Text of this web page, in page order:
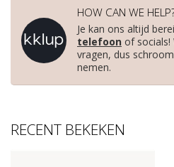
HOW CAN WE
Je kan ons altijd
telefoon of socials!
vragen, dus
nemen.
RECENT BEKEKEN